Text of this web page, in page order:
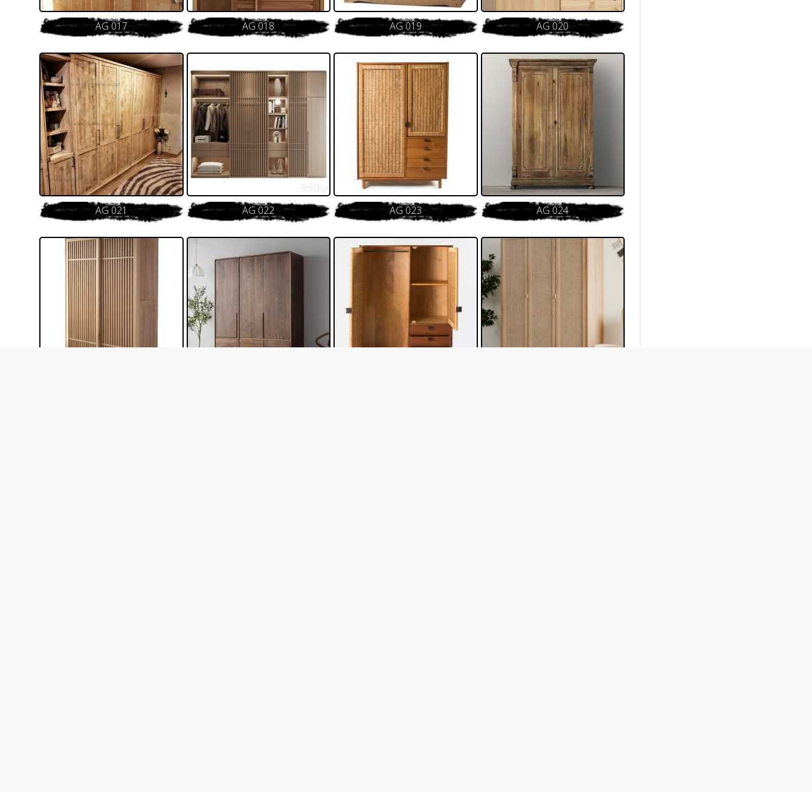
AG 017 AG 018 AG 019 AG 020
AG 021 AG 022 AG 023 AG 024